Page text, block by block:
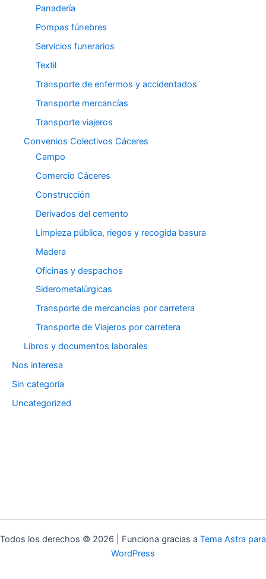
Panadería
Pompas fúnebres
Servicios funerarios
Textil
Transporte de enfermos y accidentados
Transporte mercancías
Transporte viajeros
Convenios Colectivos Cáceres
Campo
Comercio Cáceres
Construcción
Derivados del cemento
Limpieza pública, riegos y recogida basura
Madera
Oficinas y despachos
Siderometalúrgicas
Transporte de mercancías por carretera
Transporte de Viajeros por carretera
Libros y documentos laborales
Nos interesa
Sin categoría
Uncategorized
Todos los derechos © 2026 | Funciona gracias a Tema Astra para
WordPress